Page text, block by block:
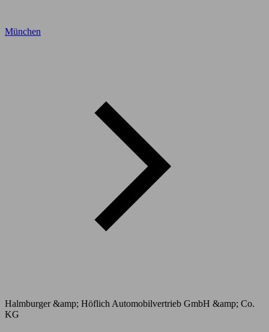
München
Halmburger &amp; Höflich Automobilvertrieb GmbH &amp; Co.
KG